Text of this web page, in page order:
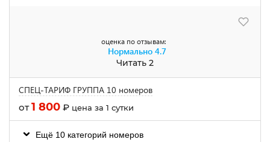
оценка по отзывам:
Нормально 4.7
Читать 2
СПЕЦ-ТАРИФ ГРУППА 10 номеров
от1 800 ₽ цена за 1 сутки
Ещё 10 категорий номеров